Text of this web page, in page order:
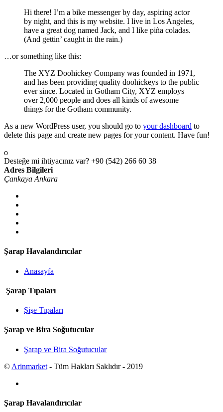
Hi there! I’m a bike messenger by day, aspiring actor
by night, and this is my website. I live in Los Angeles,
have a great dog named Jack, and I like piña coladas.
(And gettin’ caught in the rain.)
…or something like this:
The XYZ Doohickey Company was founded in 1971,
and has been providing quality doohickeys to the public
ever since. Located in Gotham City, XYZ employs
over 2,000 people and does all kinds of awesome
things for the Gotham community.
As a new WordPress user, you should go to your dashboard to
delete this page and create new pages for your content. Have fun!
Desteğe mi ihtiyacınız var? +90 (542) 266 60 38
Adres Bilgileri
Çankaya Ankara
Şarap Havalandırıcılar
Anasayfa
Şarap Tıpaları
Şişe Tıpaları
Şarap ve Bira Soğutucular
Şarap ve Bira Soğutucular
© Arinmarket - Tüm Hakları Saklıdır - 2019
Şarap Havalandırıcılar